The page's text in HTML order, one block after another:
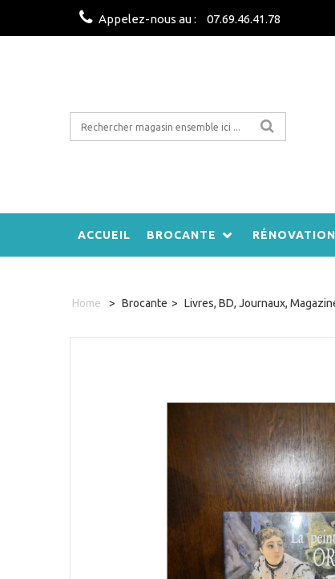
Appelez-nous au : 07.69.46.41.78
ACCUEIL BROCANTE
Home > Brocante > Livres, BD, Journaux,